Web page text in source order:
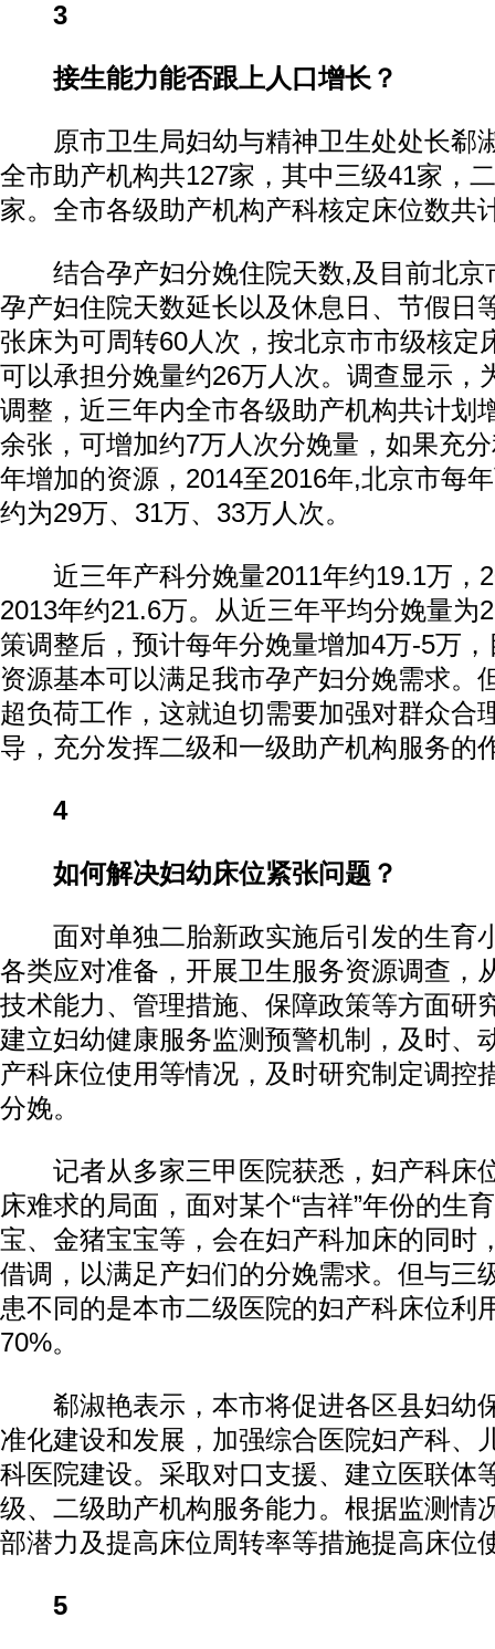
3
接生能力能否跟上人口增长？
原市卫生局妇幼与精神卫生处处长郗
全市助产机构共127家，其中三级41家，
家。全市各级助产机构产科核定床位数共
结合孕产妇分娩住院天数,及目前北京
孕产妇住院天数延长以及休息日、节假日
张床为可周转60人次，按北京市市级核定
可以承担分娩量约26万人次。调查显示，
调整，近三年内全市各级助产机构共计划
余张，可增加约7万人次分娩量，如果充
年增加的资源，2014至2016年,北京市每
约为29万、31万、33万人次。
近三年产科分娩量2011年约19.1万，
2013年约21.6万。从近三年平均分娩量为
策调整后，预计每年分娩量增加4万-5万
资源基本可以满足我市孕产妇分娩需求。
超负荷工作，这就迫切需要加强对群众合
导，充分发挥二级和一级助产机构服务的
4
如何解决妇幼床位紧张问题？
面对单独二胎新政实施后引发的生育
各类应对准备，开展卫生服务资源调查，
技术能力、管理措施、保障政策等方面研
建立妇幼健康服务监测预警机制，及时、
产科床位使用等情况，及时研究制定调控
分娩。
记者从多家三甲医院获悉，妇产科床
床难求的局面，面对某个“吉祥”年份的生
宝、金猪宝宝等，会在妇产科加床的同时
借调，以满足产妇们的分娩需求。但与三
患不同的是本市二级医院的妇产科床位利
70%。
郗淑艳表示，本市将促进各区县妇幼
准化建设和发展，加强综合医院妇产科、
科医院建设。采取对口支援、建立医联体
级、二级助产机构服务能力。根据监测情
部潜力及提高床位周转率等措施提高床位
5